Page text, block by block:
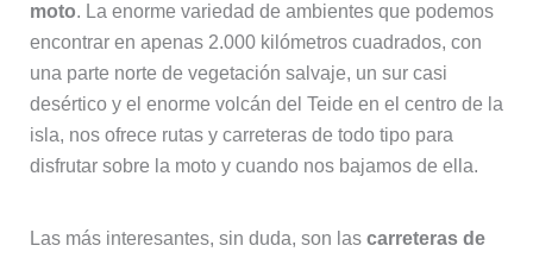
moto. La enorme variedad de ambientes que podemos
encontrar en apenas 2.000 kilómetros cuadrados, con
una parte norte de vegetación salvaje, un sur casi
desértico y el enorme volcán del Teide en el centro de la
isla, nos ofrece rutas y carreteras de todo tipo para
disfrutar sobre la moto y cuando nos bajamos de ella.
Las más interesantes, sin duda, son las carreteras de